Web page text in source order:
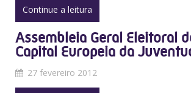
Continue a leitura
Assembleia Geral Eleitoral
Capital Europeia da
27 fevereiro 2012